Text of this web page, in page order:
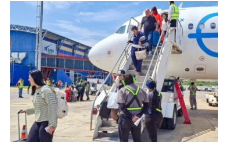
envían
más
de
450
toneladas
de
ayuda
humanitaria
vía
marítima